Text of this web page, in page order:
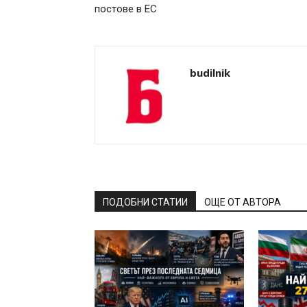
постове в ЕС
budilnik
ПОДОБНИ СТАТИИ ОЩЕ ОТ АВТОРА